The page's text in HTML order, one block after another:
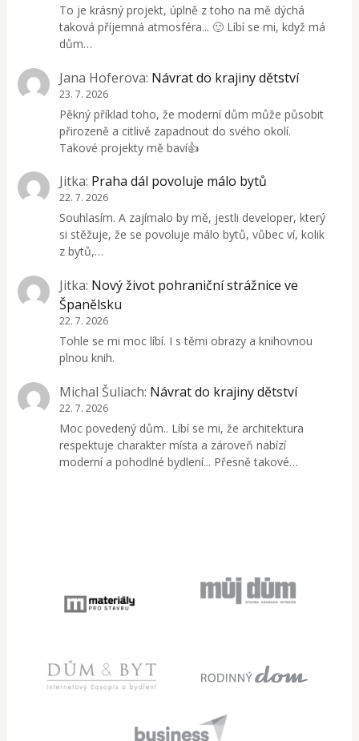
To je krásný projekt, úplně z toho na mě dýchá
taková příjemná atmosféra... 🙂 Líbí se mi, když má
dům…
Jana Hoferova: Návrat do krajiny dětství
23. 7. 2026
Pěkný příklad toho, že moderní dům může působit
přirozeně a citlivě zapadnout do svého okolí.
Takové projekty mě baví👍
Jitka: Praha dál povoluje málo bytů
22. 7. 2026
Souhlasím. A zajímalo by mě, jestli developer, který
si stěžuje, že se povoluje málo bytů, vůbec ví, kolik
z bytů,…
Jitka: Nový život pohraniční strážnice ve
Španělsku
22. 7. 2026
Tohle se mi moc líbí. I s těmi obrazy a knihovnou
plnou knih.
Michal Šuliach: Návrat do krajiny dětství
22. 7. 2026
Moc povedený dům.. Líbí se mi, že architektura
respektuje charakter místa a zároveň nabízí
moderní a pohodlné bydlení... Přesně takové…